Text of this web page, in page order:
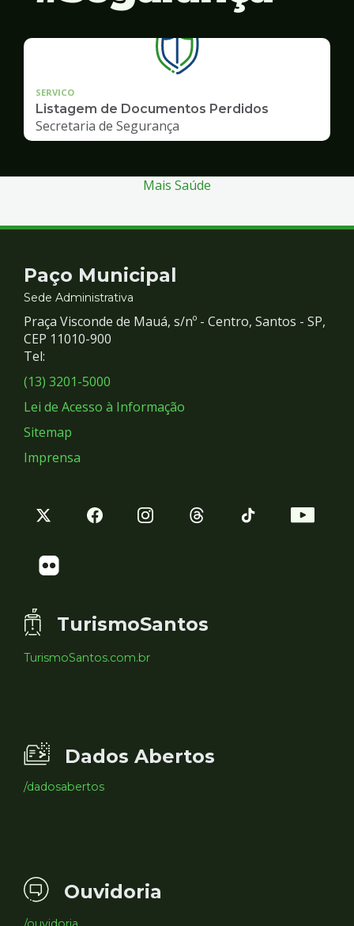
SERVICO
Listagem de Documentos Perdidos
Secretaria de Segurança
Mais Saúde
Contato
e
Redes
Sociais
Paço Municipal
Sede Administrativa
Praça Visconde de Mauá, s/nº - Centro, Santos - SP,
CEP 11010-900
Tel:
(13) 3201-5000
Lei de Acesso à Informação
Sitemap
Imprensa
TurismoSantos
TurismoSantos.com.br
Dados Abertos
/dadosabertos
Ouvidoria